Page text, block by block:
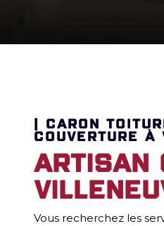
| CARON
COUVERTURE À
Artisan
Vous recherchez les